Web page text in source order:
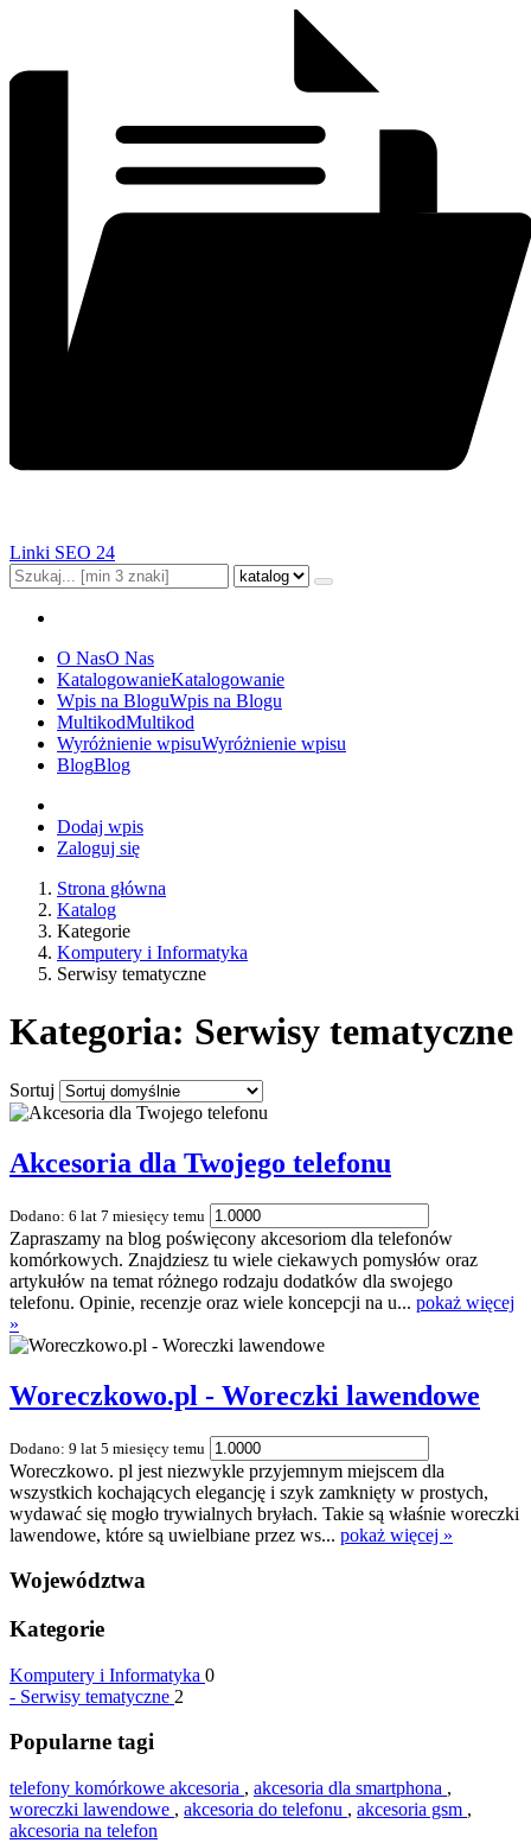
Linki SEO 24
O NasO Nas
KatalogowanieKatalogowanie
Wpis na BloguWpis na Blogu
MultikodMultikod
Wyróżnienie wpisuWyróżnienie wpisu
BlogBlog
Dodaj wpis
Zaloguj się
Strona główna
Katalog
Kategorie
Komputery i Informatyka
Serwisy tematyczne
Kategoria: Serwisy tematyczne
Sortuj
Akcesoria dla Twojego telefonu
Dodano: 6 lat 7 miesięcy temu
Zapraszamy na blog poświęcony akcesoriom dla telefonów
komórkowych. Znajdziesz tu wiele ciekawych pomysłów oraz
artykułów na temat różnego rodzaju dodatków dla swojego
telefonu. Opinie, recenzje oraz wiele koncepcji na u... pokaż więcej
»
Woreczkowo.pl - Woreczki lawendowe
Dodano: 9 lat 5 miesięcy temu
Woreczkowo. pl jest niezwykle przyjemnym miejscem dla
wszystkich kochających elegancję i szyk zamknięty w prostych,
wydawać się mogło trywialnych bryłach. Takie są właśnie woreczki
lawendowe, które są uwielbiane przez ws... pokaż więcej »
Województwa
Kategorie
Komputery i Informatyka 0
- Serwisy tematyczne 2
Popularne tagi
telefony komórkowe akcesoria , akcesoria dla smartphona ,
woreczki lawendowe , akcesoria do telefonu , akcesoria gsm ,
akcesoria na telefon